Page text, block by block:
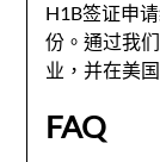
H1B签证申
份。通过我
业，并在美
FAQ